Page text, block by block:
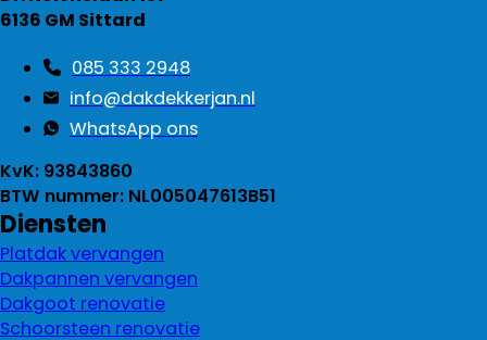
6136 GM Sittard
085 333 2948
info@dakdekkerjan.nl
WhatsApp ons
KvK: 93843860
BTW nummer: NL005047613B51
Diensten
Platdak vervangen
Dakpannen vervangen
Dakgoot renovatie
Schoorsteen renovatie